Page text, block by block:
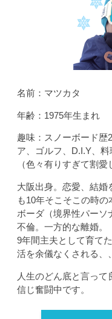
名前：マツカタ
年齢：1975年生まれ
趣味：スノーボード歴
ア、ゴルフ、D.I.Y、料
（色々有りすぎて割愛
大阪出身。恋愛、結婚
も10年そこそこの時の
ボーダ（境界性パーソ
不倫。一方的な離婚。
9年間主夫として育て
活を余儀なくされる、、
人生のどん底と言っ
信じ奮闘中です。